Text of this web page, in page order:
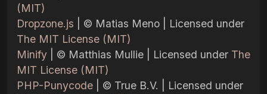
(MIT)
Dropzone.js | © Matias Meno | Licensed under
The MIT License (MIT)
Minify | © Matthias Mullie | Licensed under The
MIT License (MIT)
PHP-Punycode | © True B.V. | Licensed under